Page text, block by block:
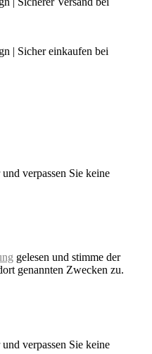
verpassen Sie keine
gelesen und stimme der
genannten Zwecken zu.
verpassen Sie keine